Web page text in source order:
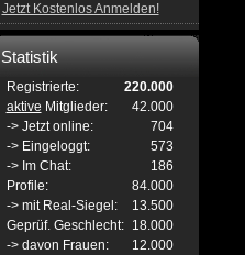
Jetzt Kostenlos Anmelden!
Statistik
Registrierte:
220.000
aktive Mitglieder:
42.000
-> Jetzt online:
704
-> Eingeloggt:
573
-> Im Chat:
186
Profile:
84.000
-> mit Real-Siegel:
13.500
Geprüf. Geschlecht:
18.000
-> davon Frauen:
12.000